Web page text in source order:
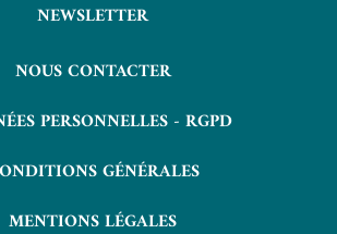
NEWSLETTER
NOUS CONTACTER
PERSONNELLES - RGPD
GÉNÉRALES
MENTIONS LÉGALES